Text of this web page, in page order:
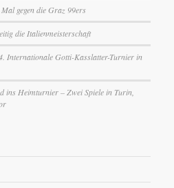
gegen die Graz 99ers
die Italienmeisterschaft
Internationale Gotti-Kasslatter-Turnier in
ins Heimturnier – Zwei Spiele in Turin,